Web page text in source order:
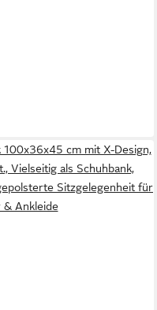
100x36x45 cm mit X-Design,
Vielseitig als Schuhbank,
Sitzgelegenheit für
& Ankleide